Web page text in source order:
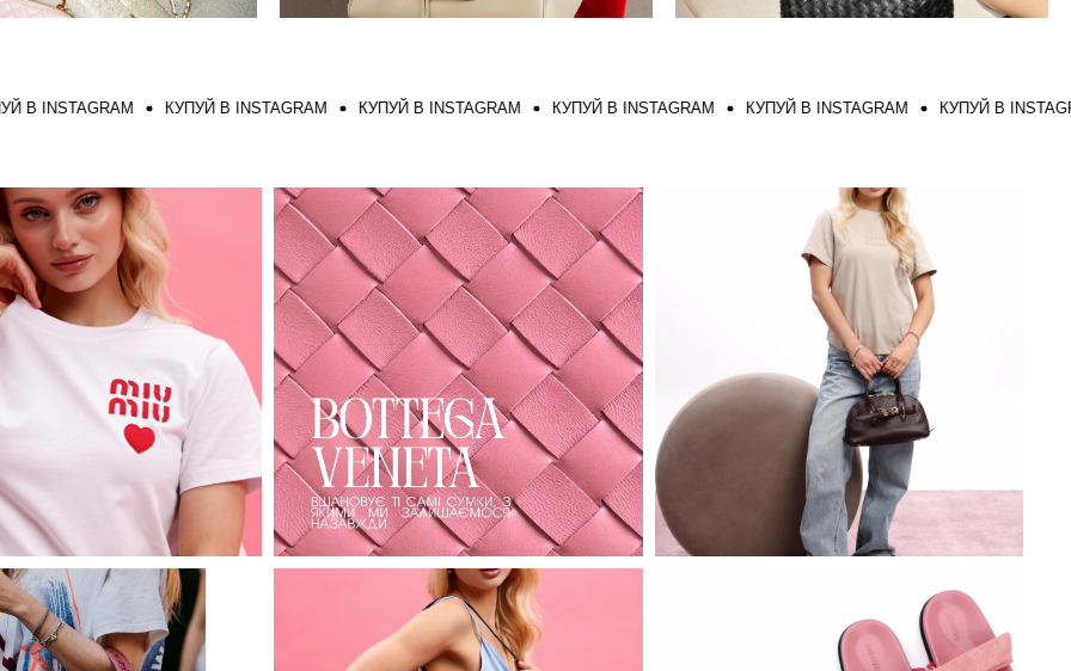
КУПУЙ В INSTAGRAM КУПУЙ В INSTAGRAM КУПУЙ В INSTAGRAM КУПУЙ В INSTAGRAM КУПУЙ В INSTAGRAM